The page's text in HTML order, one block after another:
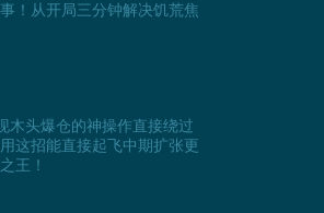
！从开局三分钟解决饥荒焦
木头爆仓的神操作直接绕过
这招能直接起飞中期扩张更
王！